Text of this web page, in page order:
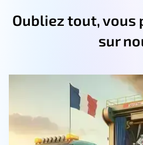
Oubliez tout, vous
sur